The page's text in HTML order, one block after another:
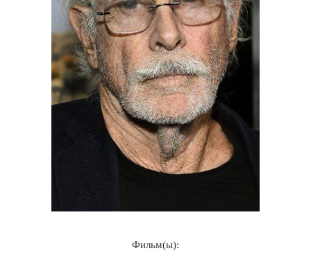
Фильм(ы):